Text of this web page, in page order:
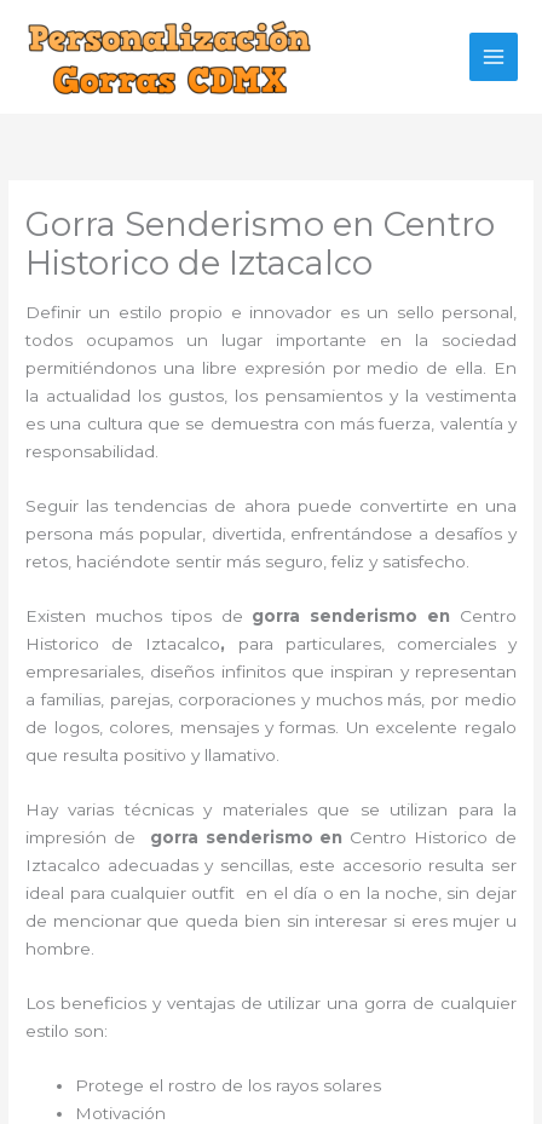
contenido
Gorra Senderismo en Centro
Historico de Iztacalco
Definir un estilo propio e innovador es un sello personal,
todos ocupamos un lugar importante en la sociedad
permitiéndonos una libre expresión por medio de ella. En
la actualidad los gustos, los pensamientos y la vestimenta
es una cultura que se demuestra con más fuerza, valentía y
responsabilidad.
Seguir las tendencias de ahora puede convertirte en una
persona más popular, divertida, enfrentándose a desafíos y
retos, haciéndote sentir más seguro, feliz y satisfecho.
Existen muchos tipos de gorra senderismo en Centro
Historico de Iztacalco, para particulares, comerciales y
empresariales, diseños infinitos que inspiran y representan
a familias, parejas, corporaciones y muchos más, por medio
de logos, colores, mensajes y formas. Un excelente regalo
que resulta positivo y llamativo.
Hay varias técnicas y materiales que se utilizan para la
impresión de gorra senderismo en Centro Historico de
Iztacalco adecuadas y sencillas, este accesorio resulta ser
ideal para cualquier outfit en el día o en la noche, sin dejar
de mencionar que queda bien sin interesar si eres mujer u
hombre.
Los beneficios y ventajas de utilizar una gorra de cualquier
estilo son:
Protege el rostro de los rayos solares
Motivación